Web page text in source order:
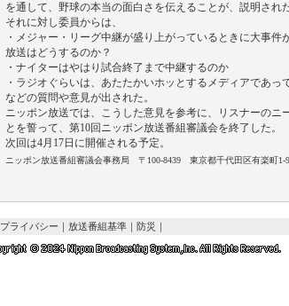
を通して、野球の本当の面白さを伝えることが、説明された
それに対し委員からは、
・メジャー・リーグ中継が盛り上がっているときに大事件
放送はどうするのか？
・ナイターはやはり試合終了まで中継するのか
・ラジオぐらいは、あたたかいホッとするメディアであっ
などの質問や意見が出された。
ニッポン放送では、こうした意見を参考に、リスナーの
とを誓って、第10回ニッポン放送番組審議会を終了した。
次回は4月17日に開催される予定。
ニッポン放送番組審議会事務局 〒100-8439 東京都千代田区有楽町1-
プライバシー ｜ 放送番組基準 ｜ 防災 ｜